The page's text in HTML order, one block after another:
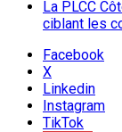
La PLCC
ciblant les
Facebook
X
Linkedin
Instagram
TikTok